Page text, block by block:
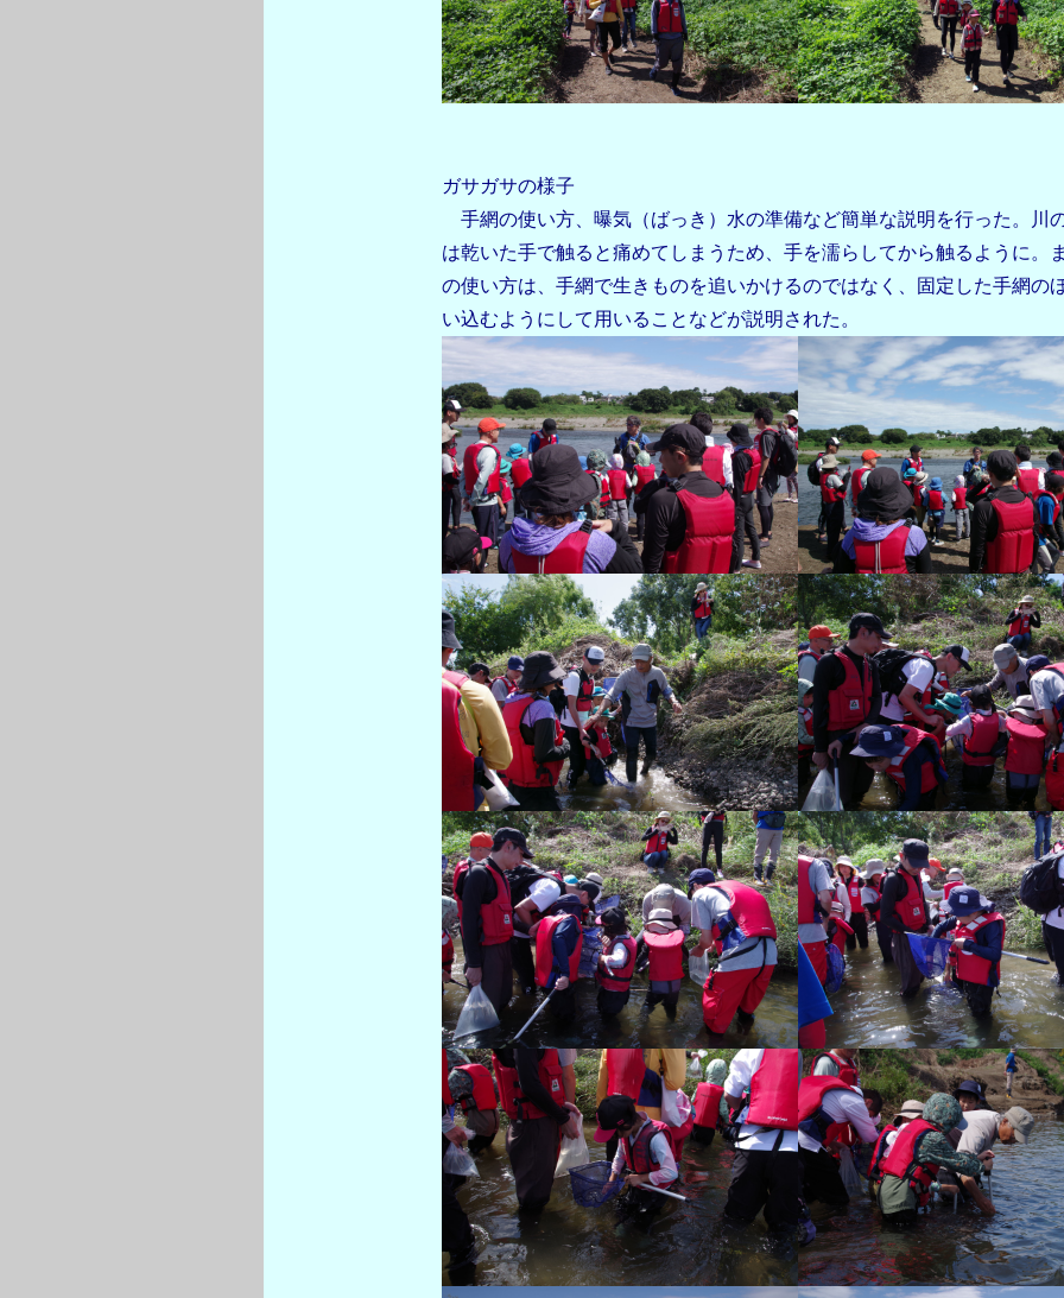
ガサガサの様子
手網の使い方、曝気（ばっき）水の準備など簡単な説明を行った。川
は乾いた手で触ると痛めてしまうため、手を濡らしてから触るように。
の使い方は、手網で生きものを追いかけるのではなく、固定した手網の
い込むようにして用いることなどが説明された。